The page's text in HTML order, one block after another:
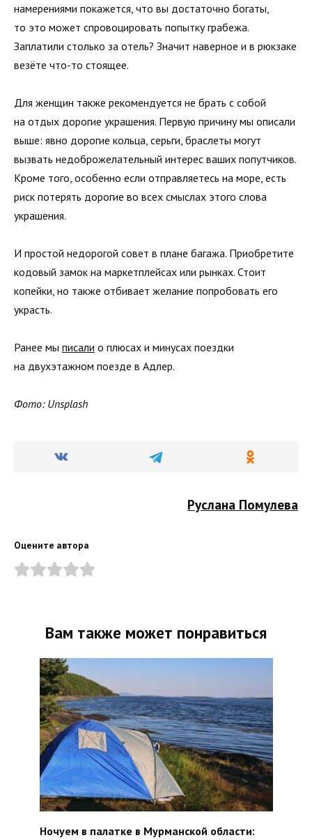
намерениями покажется, что вы достаточно богаты,
то это может спровоцировать попытку грабежа.
Заплатили столько за отель? Значит наверное и в рюкзаке
везёте что-то стоящее.
Для женщин также рекомендуется не брать с собой
на отдых дорогие украшения. Первую причину мы описали
выше: явно дорогие кольца, серьги, браслеты могут
вызвать недоброжелательный интерес ваших попутчиков.
Кроме того, особенно если отправляетесь на море, есть
риск потерять дорогие во всех смыслах этого слова
украшения.
И простой недорогой совет в плане багажа. Приобретите
кодовый замок на маркетплейсах или рынках. Стоит
копейки, но также отбивает желание попробовать его
украсть.
Ранее мы писали о плюсах и минусах поездки
на двухэтажном поезде в Адлер.
Фото: Unsplash
Руслана Помулева
Оцените автора
Вам также может понравиться
Ночуем в палатке в Мурманской области: